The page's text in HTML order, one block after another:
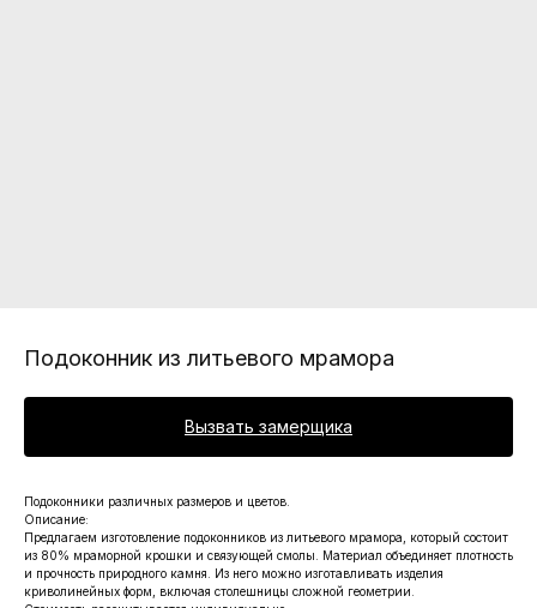
Подоконник из литьевого мрамора
Вызвать замерщика
Подоконники различных размеров и цветов.
Описание:
Предлагаем изготовление подоконников из литьевого мрамора, который состоит
из 80% мраморной крошки и связующей смолы. Материал объединяет плотность
и прочность природного камня. Из него можно изготавливать изделия
криволинейных форм, включая столешницы сложной геометрии.